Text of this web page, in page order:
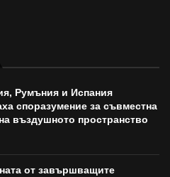
Румъния и Испания
споразумение за съвместна
въздушното пространство
от завършващите